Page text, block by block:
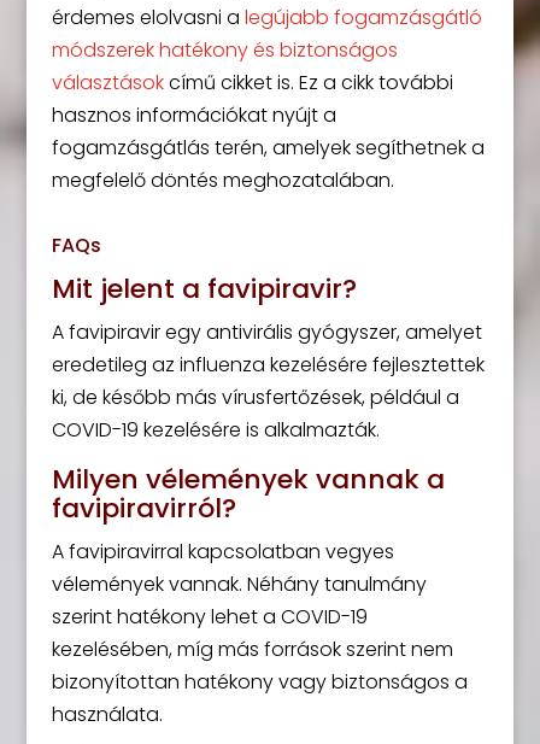
érdemes elolvasni a legújabb fogamzásgátló
módszerek hatékony és biztonságos
választásokcímű cikket is. Ez a cikk további
hasznos információkat nyújt a
fogamzásgátlás terén, amelyek segíthetnek a
megfelelő döntés meghozatalában.
FAQs
Mit jelent a favipiravir?
A favipiravir egy antivirális gyógyszer, amelyet
eredetileg az influenza kezelésére fejlesztettek
ki, de később más vírusfertőzések, például a
COVID-19 kezelésére is alkalmazták.
Milyen vélemények vannak a
favipiravirról?
A favipiravirral kapcsolatban vegyes
vélemények vannak. Néhány tanulmány
szerint hatékony lehet a COVID-19
kezelésében, míg más források szerint nem
bizonyítottan hatékony vagy biztonságos a
használata.